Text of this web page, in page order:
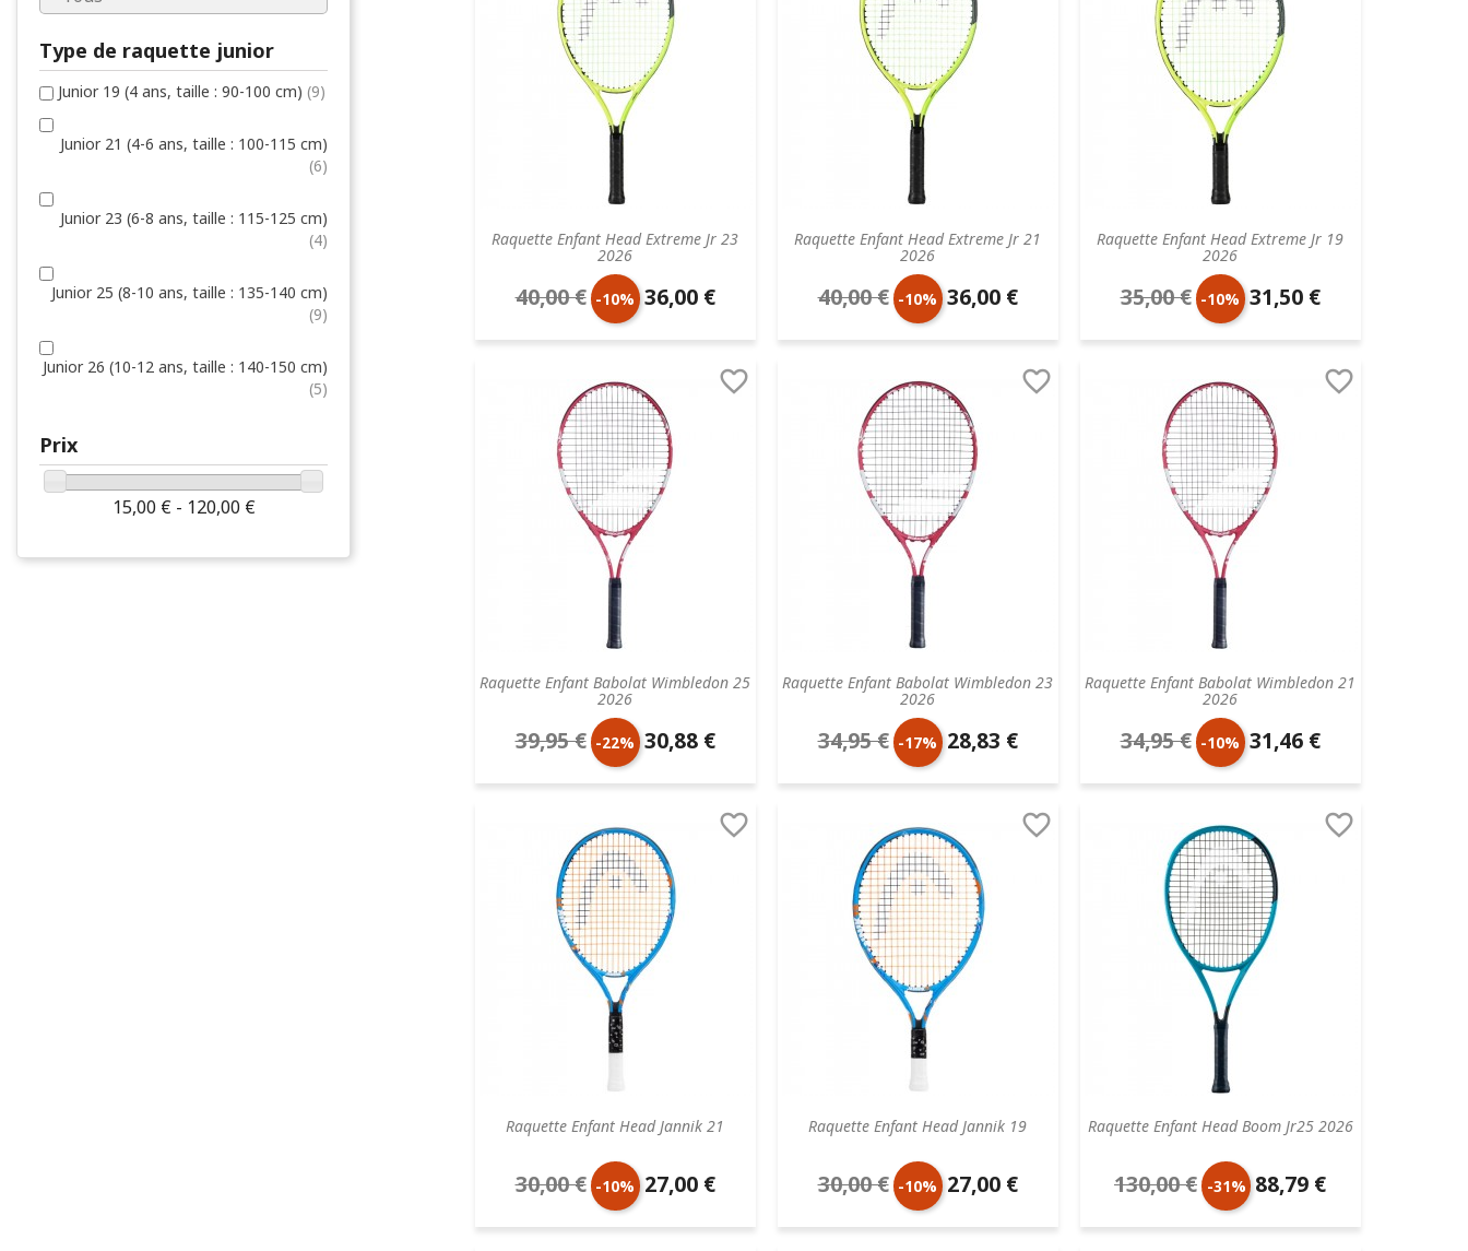
Type de raquette junior
Junior 19 (4 ans, taille : 90-100 cm) (9)
Junior 21 (4-6 ans, taille : 100-115 cm)
(6)
Junior 23 (6-8 ans, taille : 115-125 cm)
(4)
Junior 25 (8-10 ans, taille : 135-140 cm)
(9)
Junior 26 (10-12 ans, taille : 140-150 cm)
(5)
Prix
15,00 € - 120,00 €
Raquette Enfant Head Extreme Jr 23
2026
Prix
de
40,00 € -10% Prix
unitaire
36,00 €
Raquette Enfant Head Extreme Jr 21
2026
Prix
de
40,00 € -10% Prix
unitaire
36,00 €
Raquette Enfant Head Extreme Jr 19
2026
Prix
de
35,00 € -10% Prix
unitaire
31,50 €
Raquette Enfant Babolat Wimbledon 25
2026

Prix
de
39,95 € -22% Prix
unitaire
30,88 €
Raquette Enfant Babolat Wimbledon 23
2026

Prix
de
34,95 € -17% Prix
unitaire
28,83 €
Raquette Enfant Babolat Wimbledon 21
2026

Prix
de
34,95 € -10% Prix
unitaire
31,46 €
Raquette Enfant Head Jannik 21

Prix
de
30,00 € -10% Prix
unitaire
27,00 €
Raquette Enfant Head Jannik 19

Prix
de
30,00 € -10% Prix
unitaire
27,00 €
Raquette Enfant Head Boom Jr25 2026

Prix
de
130,00 € -31% Prix
unitaire
88,79 €